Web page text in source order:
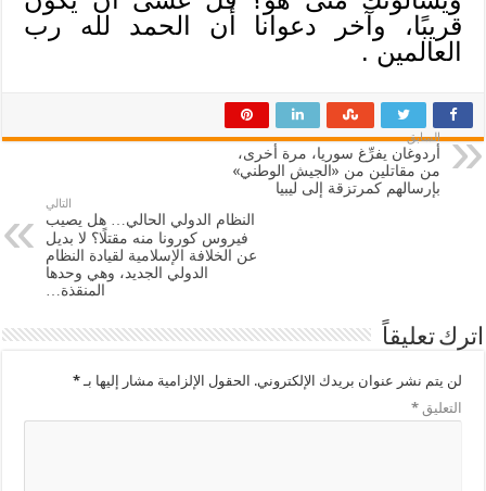
قريبًا، وآخر دعوانا أن الحمد لله رب
العالمين .
السابق
أردوغان يفرِّغ سوريا، مرة أخرى،
من مقاتلين من «الجيش الوطني»
بإرسالهم كمرتزقة إلى ليبيا
التالي
النظام الدولي الحالي… هل يصيب
فيروس كورونا منه مقتلًا؟ لا بديل
عن الخلافة الإسلامية لقيادة النظام
الدولي الجديد، وهي وحدها
المنقذة…
اترك تعليقاً
لن يتم نشر عنوان بريدك الإلكتروني. الحقول الإلزامية مشار إليها بـ*
التعليق*